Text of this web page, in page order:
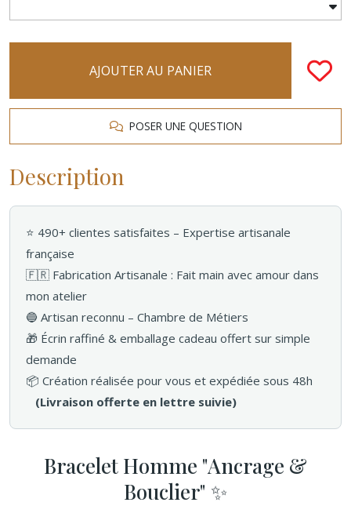
AJOUTER AU PANIER
POSER UNE QUESTION
Description
⭐ 490+ clientes satisfaites – Expertise artisanale
française
🇫🇷 Fabrication Artisanale : Fait main avec amour dans
mon atelier
🔵 Artisan reconnu – Chambre de Métiers
🎁 Écrin raffiné & emballage cadeau offert sur simple
demande
📦 Création réalisée pour vous et expédiée sous 48h
(Livraison offerte en lettre suivie)
Bracelet Homme "Ancrage &
Bouclier" ✨